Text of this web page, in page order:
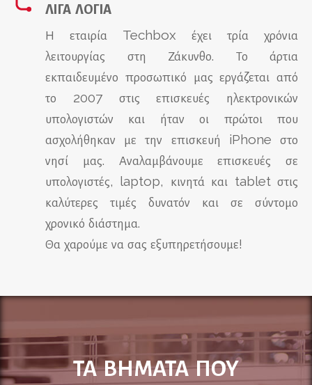
ΛΙΓΑ ΛΟΓΙΑ
Η εταιρία Techbox έχει τρία χρόνια
λειτουργίας στη Ζάκυνθο. Το άρτια
εκπαιδευμένο προσωπικό μας εργάζεται από
το 2007 στις επισκευές ηλεκτρονικών
υπολογιστών και ήταν οι πρώτοι που
ασχολήθηκαν με την επισκευή iPhone στο
νησί μας. Αναλαμβάνουμε επισκευές σε
υπολογιστές, laptop, κινητά και tablet στις
καλύτερες τιμές δυνατόν και σε σύντομο
χρονικό διάστημα.
Θα χαρούμε να σας εξυπηρετήσουμε!
ΤΑ ΒΗΜΑΤΑ ΠΟΥ